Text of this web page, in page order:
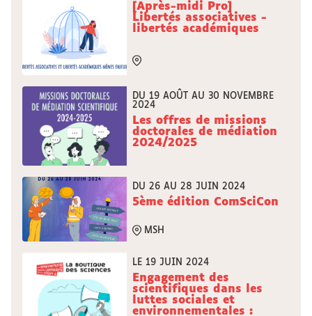
[Après-midi Pro]
Libertés associatives -
libertés académiques
DU 19 AOÛT AU 30 NOVEMBRE
2024
Les offres de missions
doctorales de médiation
2024/2025
DU 26 AU 28 JUIN 2024
5ème édition ComSciCon
MSH
LE 19 JUIN 2024
Engagement des
scientifiques dans les
luttes sociales et
environnementales :